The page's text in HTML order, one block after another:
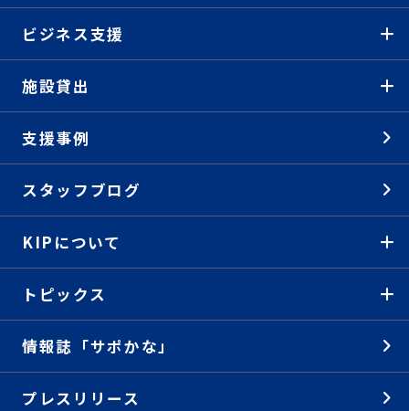
ビジネス支援
施設貸出
支援事例
スタッフブログ
KIPについて
トピックス
情報誌「サポかな」
プレスリリース